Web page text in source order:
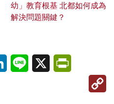
幼」教育根基 北都如何成為
解決問題關鍵？
LinkedInLine X